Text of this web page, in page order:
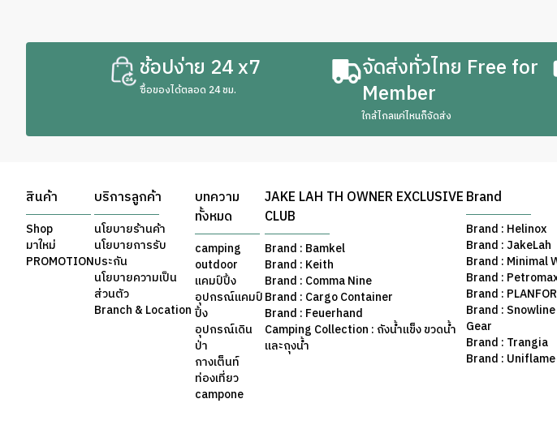
ช้อปง่าย 24 x7
ซื้อของได้ตลอด 24 ชม.
จัดส่งทั่วไทย Free for
Member
ใกล้ไกลแค่ไหนก็จัดส่ง
สินค้า
Shop
มาใหม่
PROMOTION
บริการลูกค้า
นโยบายร้านค้า
นโยบายการรับ
ประกัน
นโยบายความเป็น
ส่วนตัว
Branch & Location
บทความ
ทั้งหมด
camping
outdoor
แคมป์ปิ้ง
อุปกรณ์แคมป์
ปิ้ง
อุปกรณ์เดิน
ป่า
กางเต็นท์
ท่องเที่ยว
campone
JAKE LAH TH OWNER EXCLUSIVE
CLUB
Brand : Bamkel
Brand : Keith
Brand : Comma Nine
Brand : Cargo Container
Brand : Feuerhand
Camping Collection : ถังน้ำแข็ง ขวดน้ำ
และถุงน้ำ
Brand
Brand : Helinox
Brand : JakeLah
Brand : Minimal
Brand :
Brand :
Brand :
Gear
Brand : Trangia
Brand : Uniflame